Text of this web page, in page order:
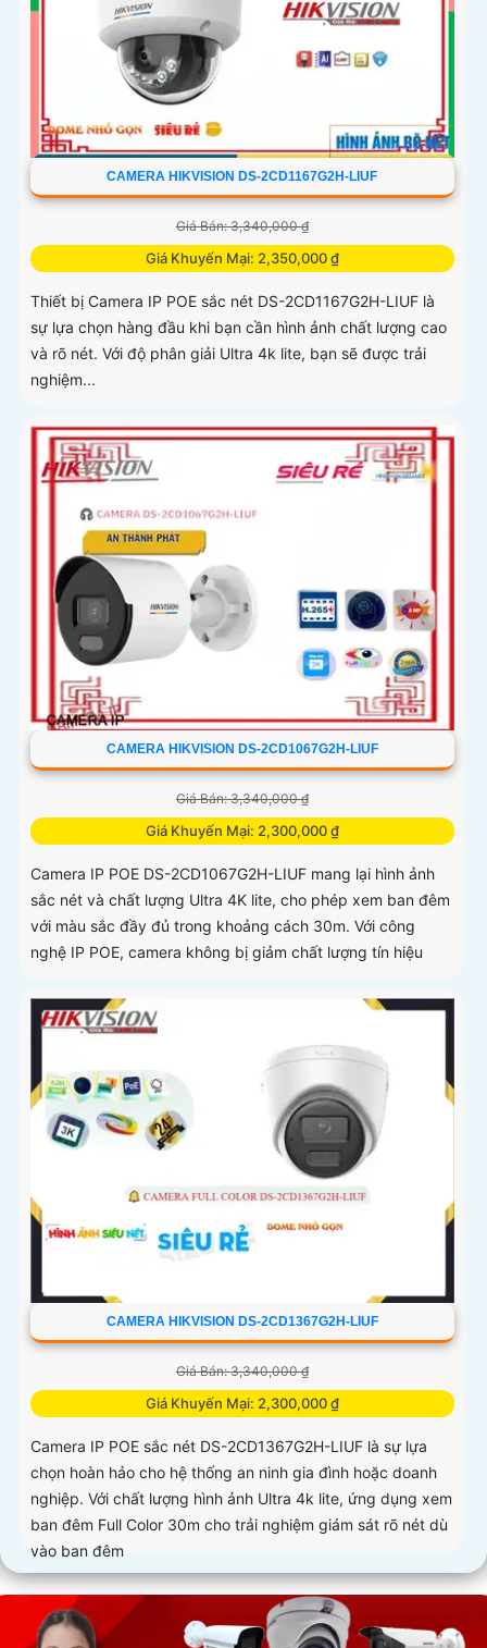
CAMERA HIKVISION DS-2CD1167G2H-LIUF
Giá Bán: 3,340,000 ₫
Giá Khuyến Mại: 2,350,000 ₫
Thiết bị Camera IP POE sắc nét DS-2CD1167G2H-LIUF là
sự lựa chọn hàng đầu khi bạn cần hình ảnh chất lượng cao
và rõ nét. Với độ phân giải Ultra 4k lite, bạn sẽ được trải
nghiệm...
CAMERA HIKVISION DS-2CD1067G2H-LIUF
Giá Bán: 3,340,000 ₫
Giá Khuyến Mại: 2,300,000 ₫
Camera IP POE DS-2CD1067G2H-LIUF mang lại hình ảnh
sắc nét và chất lượng Ultra 4K lite, cho phép xem ban đêm
với màu sắc đầy đủ trong khoảng cách 30m. Với công
nghệ IP POE, camera không bị giảm chất lượng tín hiệu
CAMERA HIKVISION DS-2CD1367G2H-LIUF
Giá Bán: 3,340,000 ₫
Giá Khuyến Mại: 2,300,000 ₫
Camera IP POE sắc nét DS-2CD1367G2H-LIUF là sự lựa
chọn hoàn hảo cho hệ thống an ninh gia đình hoặc doanh
nghiệp. Với chất lượng hình ảnh Ultra 4k lite, ứng dụng xem
ban đêm Full Color 30m cho trải nghiệm giám sát rõ nét dù
vào ban đêm